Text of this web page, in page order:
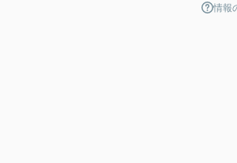
情報